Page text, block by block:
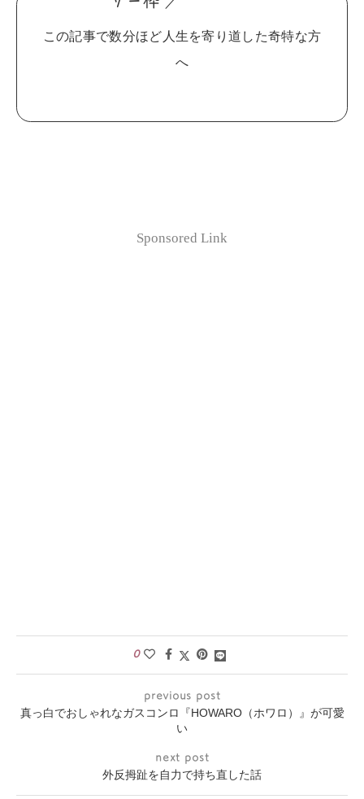
この記事で数分ほど人生を寄り道した奇特な方
へ
Sponsored Link
0
previous post
真っ白でおしゃれなガスコンロ『HOWARO（ホワロ）』が可愛
い
next post
外反拇趾を自力で持ち直した話